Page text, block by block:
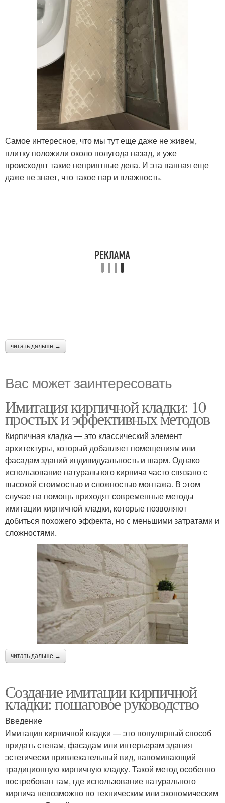
Самое интересное, что мы тут еще даже не живем,
плитку положили около полугода назад, и уже
происходят такие неприятные дела. И эта ванная еще
даже не знает, что такое пар и влажность.
читать дальше →
Вас может заинтересовать
Имитация кирпичной кладки: 10
простых и эффективных методов
Кирпичная кладка — это классический элемент
архитектуры, который добавляет помещениям или
фасадам зданий индивидуальность и шарм. Однако
использование натурального кирпича часто связано с
высокой стоимостью и сложностью монтажа. В этом
случае на помощь приходят современные методы
имитации кирпичной кладки, которые позволяют
добиться похожего эффекта, но с меньшими затратами и
сложностями.
читать дальше →
Создание имитации кирпичной
кладки: пошаговое руководство
Введение
Имитация кирпичной кладки — это популярный способ
придать стенам, фасадам или интерьерам здания
эстетически привлекательный вид, напоминающий
традиционную кирпичную кладку. Такой метод особенно
востребован там, где использование натурального
кирпича невозможно по техническим или экономическим